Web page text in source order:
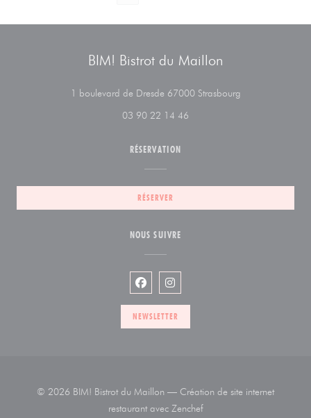
BIM! Bistrot du Maillon
1 boulevard de Dresde 67000 Strasbourg((ouvre une
03 90 22 14 46
RÉSERVATION
RÉSERVER
NOUS SUIVRE
Facebook ((ouvre une nouvelle
Instagram ((ouvre une
NEWSLETTER
© 2026 BIM! Bistrot du Maillon — Création de site internet
restaurant avec Zenchef((ouvre une nouvelle